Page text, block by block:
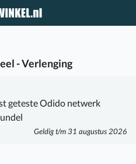
- Verlenging
geteste Odido netwerk
Geldig t/m 31 augustus 2026